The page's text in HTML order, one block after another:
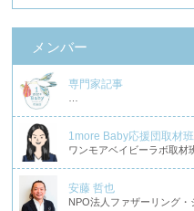
メンバー
専門家記事
1more Baby応援団取材
ワンモアベイビーラボ取材
安藤 哲也
NPO法人ファザーリング